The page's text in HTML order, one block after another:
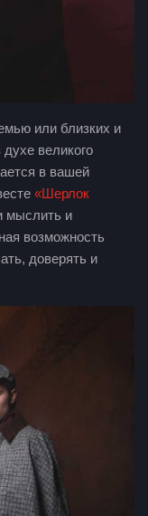
или близких и
великого
в вашей
«Шерлок
мыслить и
возможность
доверять и